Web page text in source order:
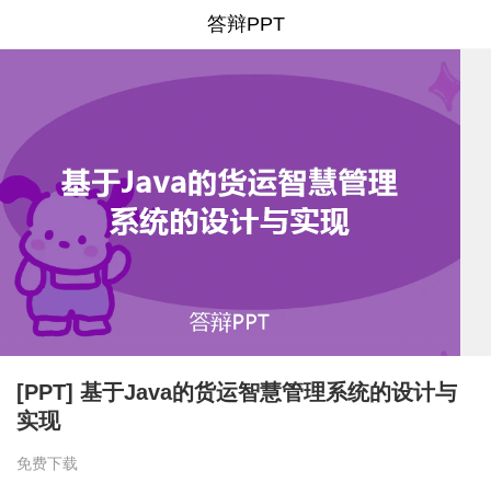
答辩PPT
[PPT] 基于Java的货运智慧管理系统的设计与
实现
免费下载